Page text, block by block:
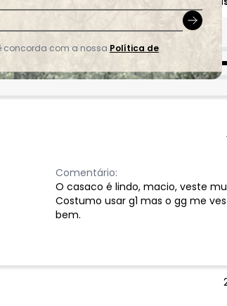
acharam do comprimento?
Comentário:
O casaco é lindo, macio, veste
Costumo usar g1 mas o gg me
bem.
concorda com a nossa Política de